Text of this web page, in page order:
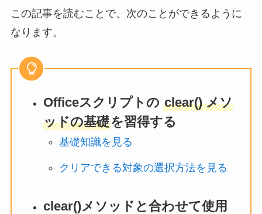
この記事を読むことで、次のことができるように
なります。
Officeスクリプトの clear() メソ
ッドの基礎を習得する
基礎知識を見る
クリアできる対象の選択方法を見る
clear()メソッドと合わせて使用